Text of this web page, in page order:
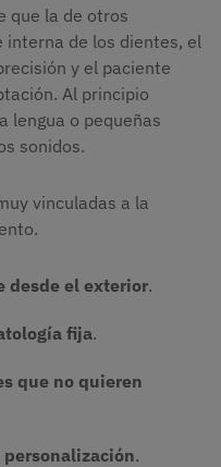
que la de otros
de los dientes, el
y el paciente
Al principio
lengua o pequeñas
sonidos.
vinculadas a la
desde el exterior.
fija.
que no quieren
personalización.